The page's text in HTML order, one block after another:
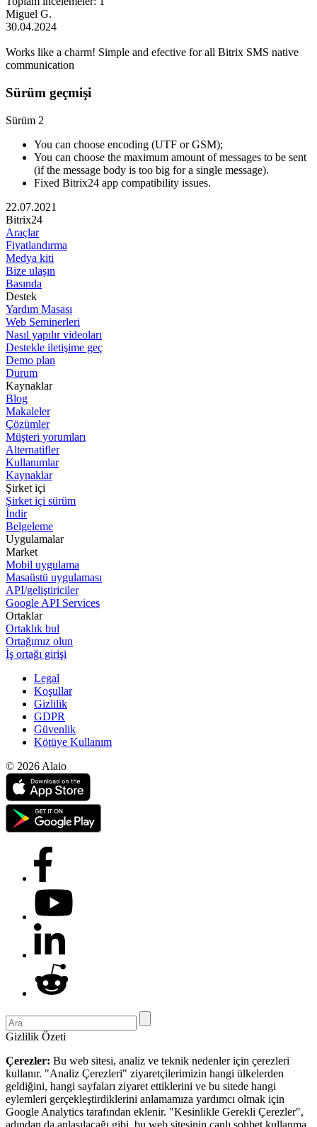
Miguel G.
30.04.2024
Works like a charm! Simple and efective for all Bitrix SMS native
communication
Sürüm geçmişi
Sürüm 2
You can choose encoding (UTF or GSM);
You can choose the maximum amount of messages to be sent
(if the message body is too big for a single message).
Fixed Bitrix24 app compatibility issues.
22.07.2021
Bitrix24
Araçlar
Fiyatlandırma
Medya kiti
Bize ulaşın
Basında
Destek
Yardım Masası
Web Seminerleri
Nasıl yapılır videoları
Destekle iletişime geç
Demo plan
Durum
Kaynaklar
Blog
Makaleler
Çözümler
Müşteri yorumları
Alternatifler
Kullanımlar
Kaynaklar
Şirket içi
Şirket içi sürüm
İndir
Belgeleme
Uygulamalar
Market
Mobil uygulama
Masaüstü uygulaması
API/geliştiriciler
Google API Services
Ortaklar
Ortaklık bul
Ortağımız olun
İş ortağı girişi
Legal
Koşullar
Gizlilik
GDPR
Güvenlik
Kötüye Kullanım
© 2026 Alaio
Gizlilik Özeti
Çerezler: Bu web sitesi, analiz ve teknik nedenler için çerezleri
kullanır. "Analiz Çerezleri" ziyaretçilerimizin hangi ülkelerden
geldiğini, hangi sayfaları ziyaret ettiklerini ve bu sitede hangi
eylemleri gerçekleştirdiklerini anlamamıza yardımcı olmak için
Google Analytics tarafından eklenir. "Kesinlikle Gerekli Çerezler",
adından da anlaşılacağı gibi, bu web sitesinin canlı sohbet kullanma